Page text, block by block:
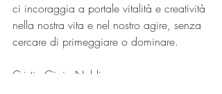
ci incoraggia a portale vitalità e creatività
nella nostra vita e nel nostro agire, senza
cercare di primeggiare o dominare.
Cristin Gioia Naldi